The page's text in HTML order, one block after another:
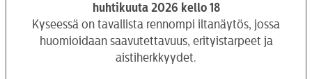
huhtikuuta 2026 kello 18
Kyseessä on tavallista rennompi iltanäytös, jossa
huomioidaan saavutettavuus, erityistarpeet ja
aistiherkkyydet.